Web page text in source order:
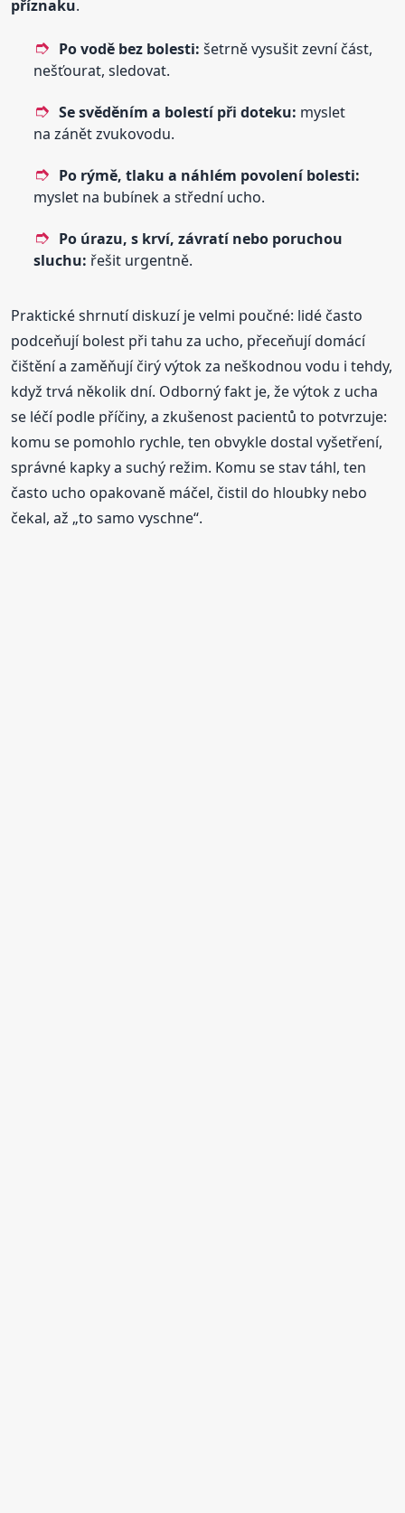
příznaku.
Po vodě bez bolesti: šetrně vysušit zevní část,
nešťourat, sledovat.
Se svěděním a bolestí při doteku: myslet
na zánět zvukovodu.
Po rýmě, tlaku a náhlém povolení bolesti:
myslet na bubínek a střední ucho.
Po úrazu, s krví, závratí nebo poruchou
sluchu: řešit urgentně.
Praktické shrnutí diskuzí je velmi poučné: lidé často
podceňují bolest při tahu za ucho, přeceňují domácí
čištění a zaměňují čirý výtok za neškodnou vodu i tehdy,
když trvá několik dní. Odborný fakt je, že výtok z ucha
se léčí podle příčiny, a zkušenost pacientů to potvrzuje:
komu se pomohlo rychle, ten obvykle dostal vyšetření,
správné kapky a suchý režim. Komu se stav táhl, ten
často ucho opakovaně máčel, čistil do hloubky nebo
čekal, až „to samo vyschne“.